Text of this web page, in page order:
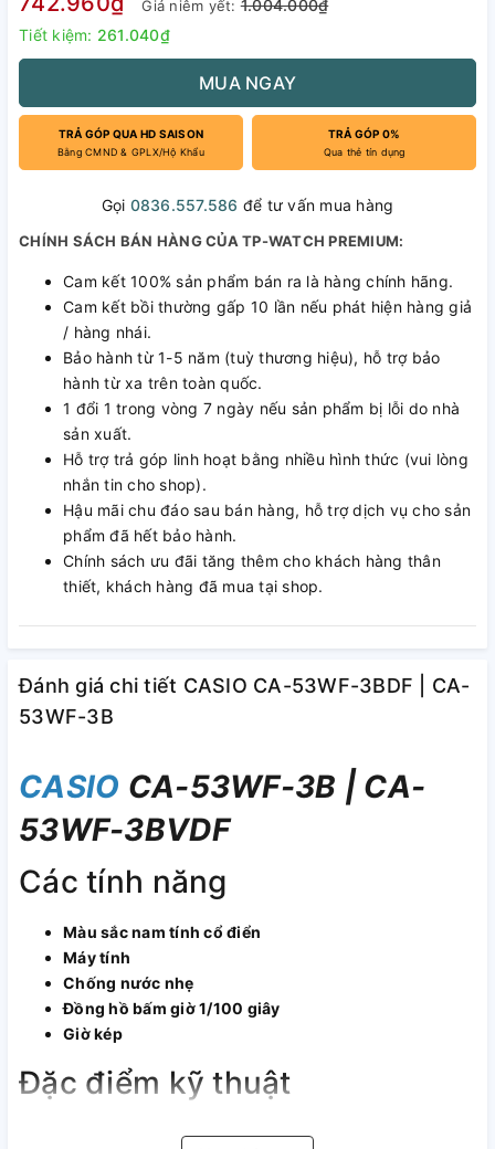
Giá niêm yết:1.004.000₫
Tiết kiệm: 261.040₫
MUA NGAY
TRẢ GÓP QUA HD SAISON
Bằng CMND & GPLX/Hộ Khẩu
TRẢ GÓP 0%
Qua thẻ tín dụng
Gọi 0836.557.586 để tư vấn mua hàng
CHÍNH SÁCH BÁN HÀNG CỦA TP-WATCH PREMIUM:
Cam kết 100% sản phẩm bán ra là hàng chính hãng.
Cam kết bồi thường gấp 10 lần nếu phát hiện hàng giả
/ hàng nhái.
Bảo hành từ 1-5 năm (tuỳ thương hiệu), hỗ trợ bảo
hành từ xa trên toàn quốc.
1 đổi 1 trong vòng 7 ngày nếu sản phẩm bị lỗi do nhà
sản xuất.
Hỗ trợ trả góp linh hoạt bằng nhiều hình thức (vui lòng
nhắn tin cho shop).
Hậu mãi chu đáo sau bán hàng, hỗ trợ dịch vụ cho sản
phẩm đã hết bảo hành.
Chính sách ưu đãi tăng thêm cho khách hàng thân
thiết, khách hàng đã mua tại shop.
Đánh giá chi tiết CASIO CA-53WF-3BDF | CA-
53WF-3B
CASIO CA-53WF-3B | CA-
53WF-3BVDF
Các tính năng
Màu sắc nam tính cổ điển
Máy tính
Chống nước nhẹ
Đồng hồ bấm giờ 1/100 giây
Giờ kép
Đặc điểm kỹ thuật
Vật liệu vỏ / vành bezel: Nhựa